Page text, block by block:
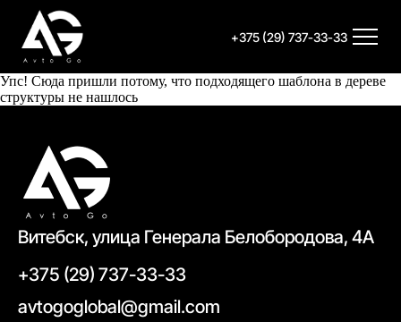
+375 (29) 737-33-33
Упс! Сюда пришли потому, что подходящего шаблона в дереве
структуры не нашлось
Витебск, улица Генерала Белобородова, 4А
+375 (29) 737-33-33
avtogoglobal@gmail.com